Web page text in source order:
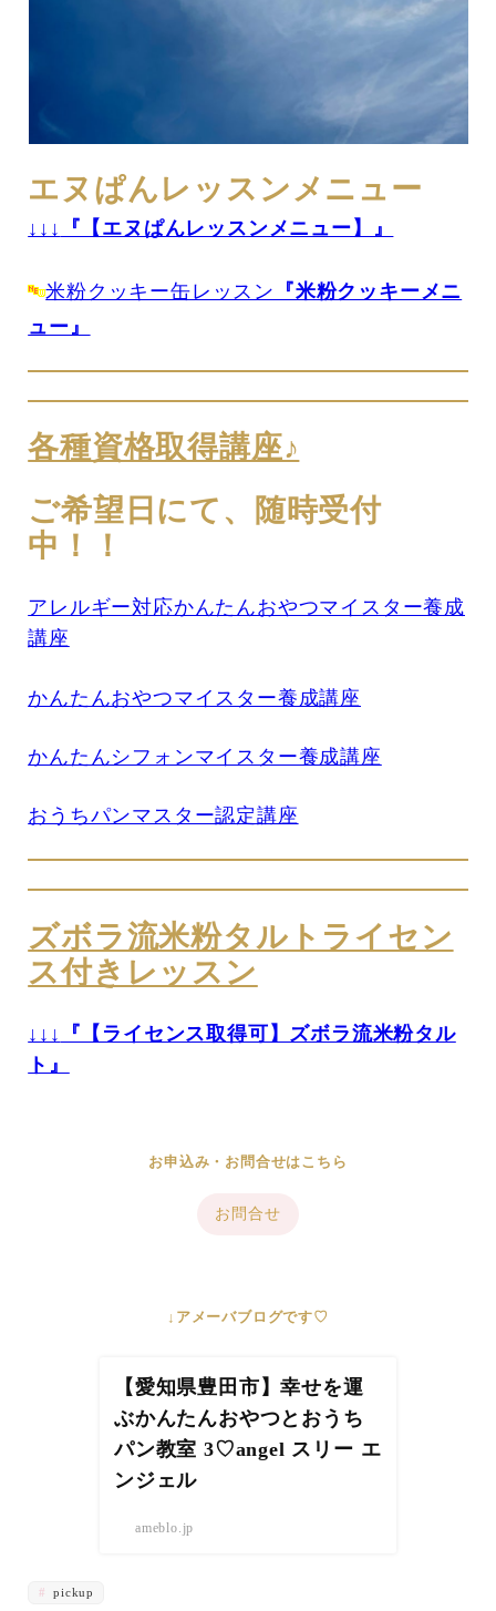
エヌぱんレッスンメニュー
↓↓↓ 『【エヌぱんレッスンメニュー】』
米粉クッキー缶レッスン 『米粉クッキーメニ
ュー』
各種資格取得講座♪
ご希望日にて、随時受付
中！！
アレルギー対応かんたんおやつマイスター養成
講座
かんたんおやつマイスター養成講座
かんたんシフォンマイスター養成講座
おうちパンマスター認定講座
ズボラ流米粉タルトライセン
ス付きレッスン
↓↓↓
『【ライセンス取得可】ズボラ流米粉タル
ト』
お申込み・お問合せはこちら
お問合せ
↓アメーバブログです♡
【愛知県豊田市】幸せを運
ぶかんたんおやつとおうち
パン教室 3♡angel スリー エ
ンジェル
ameblo.jp
pickup